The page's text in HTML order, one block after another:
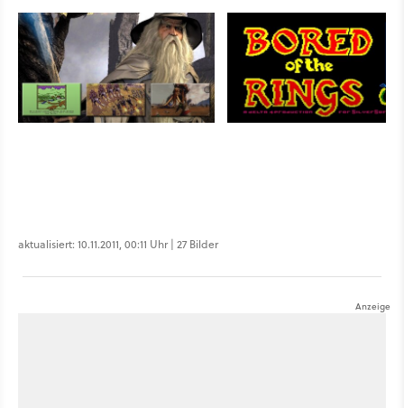
aktualisiert: 10.11.2011, 00:11 Uhr | 27 Bilder